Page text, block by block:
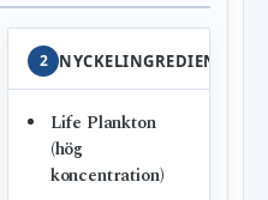
2 NYCKELINGREDIENSER
Life Plankton
(hög
koncentration)